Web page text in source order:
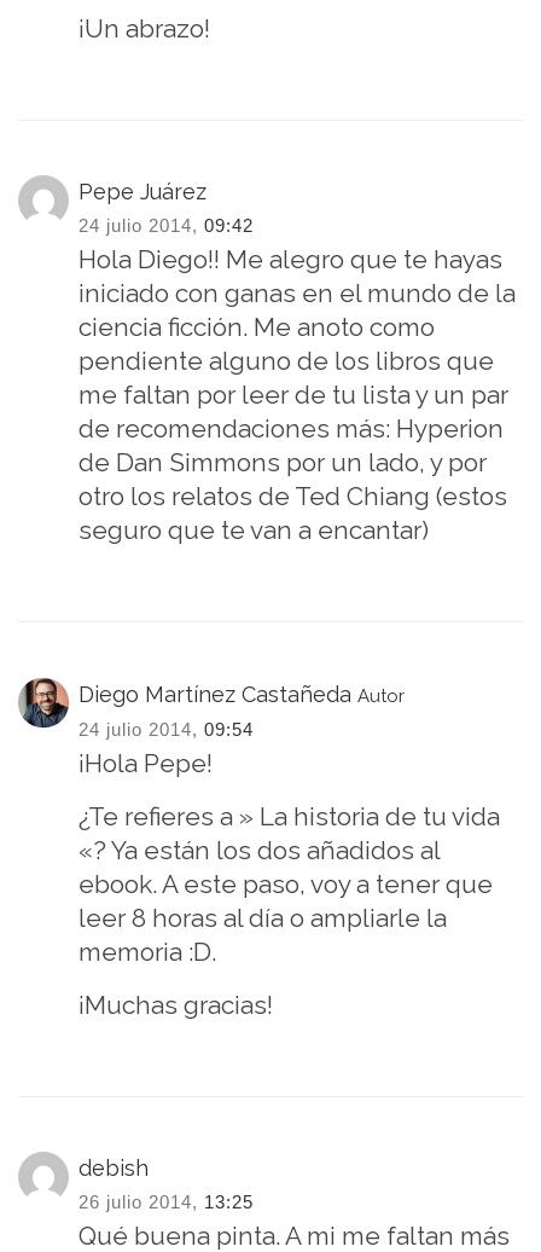
¡Un abrazo!
Pepe Juárez
24 julio 2014, 09:42
Hola Diego!! Me alegro que te hayas
iniciado con ganas en el mundo de la
ciencia ficción. Me anoto como
pendiente alguno de los libros que
me faltan por leer de tu lista y un par
de recomendaciones más: Hyperion
de Dan Simmons por un lado, y por
otro los relatos de Ted Chiang (estos
seguro que te van a encantar)
Diego Martínez Castañeda Autor
24 julio 2014, 09:54
¡Hola Pepe!
¿Te refieres a » La historia de tu vida
«? Ya están los dos añadidos al
ebook. A este paso, voy a tener que
leer 8 horas al día o ampliarle la
memoria :D.
¡Muchas gracias!
debish
26 julio 2014, 13:25
Qué buena pinta. A mi me faltan más